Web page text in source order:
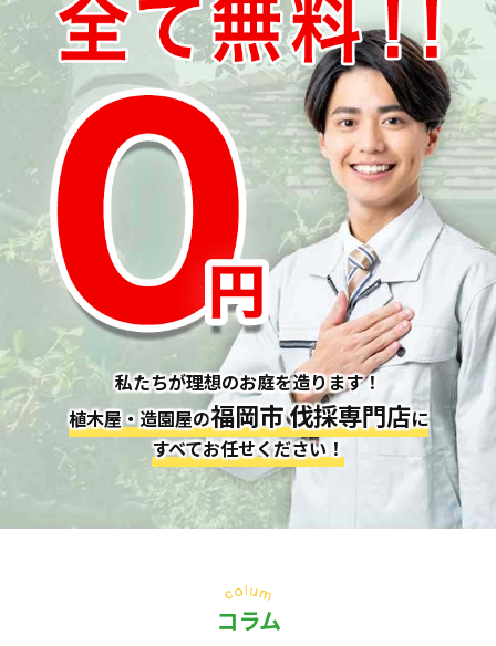
私たちが理想のお庭を造ります！
植木屋・造園屋の福岡市 伐採専門店に
すべてお任せください！
コラム